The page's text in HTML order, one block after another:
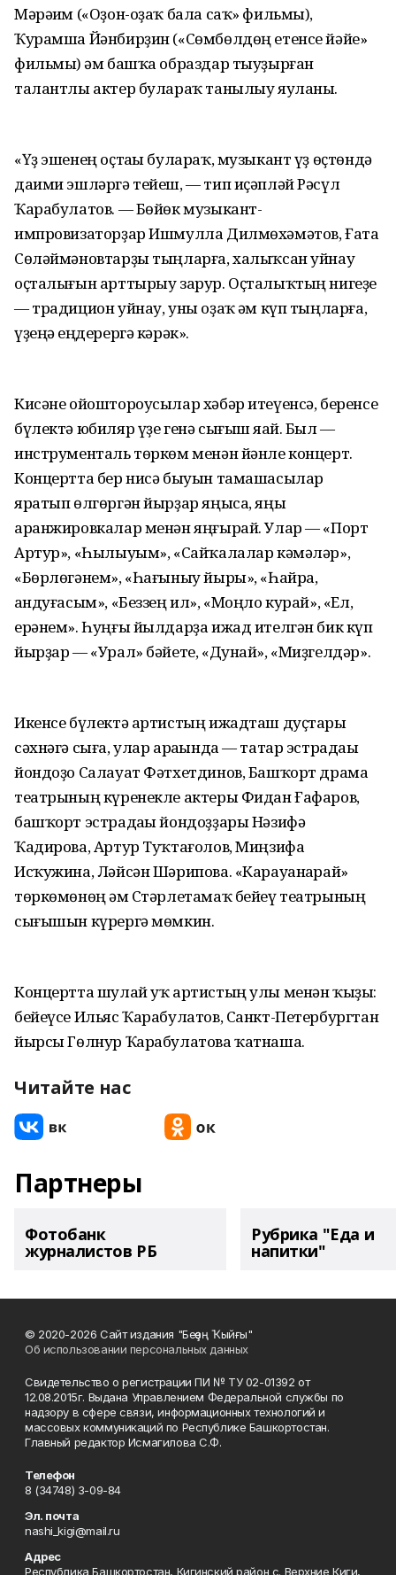
Мәрәһим («Оҙон-оҙаҡ бала саҡ» фильмы),
Ҡурамша Йәнбирҙин («Сөмбөлдөң етенсе йәйе»
фильмы) һәм башҡа образдар тыуҙырған
талантлы актер булараҡ танылыу яуланы.
«Үҙ эшенең оҫтаһы булараҡ, музыкант үҙ өҫтөндә
даими эшләргә тейеш, — тип иҫәпләй Рәсүл
Ҡарабулатов. — Бөйөк музыкант-
импровизаторҙар Ишмулла Дилмөхәмәтов, Ғата
Сөләймәновтарҙы тыңларға, халыҡсан уйнау
оҫталығын арттырыу зарур. Оҫталыҡтың нигеҙе
— традицион уйнау, уны оҙаҡ һәм күп тыңларға,
үҙеңә һеңдерергә кәрәк».
Кисәне ойоштороусылар хәбәр итеүенсә, беренсе
бүлектә юбиляр үҙе генә сығыш яһай. Был —
инструменталь төркөм менән йәнле концерт.
Концертта бер нисә быуын тамашасылар
яратып өлгөргән йырҙар яңыса, яңы
аранжировкалар менән яңғырай. Улар — «Порт
Артур», «Һылыуым», «Сайҡалалар кәмәләр»,
«Бөрлөгәнем», «Һағыныу йыры», «Һайра,
һандуғасым», «Беззең ил», «Моңло курай», «Ел,
ерәнем». Һуңғы йылдарҙа ижад ителгән бик күп
йырҙар — «Урал» бәйете, «Дунай», «Миҙгелдәр».
Икенсе бүлектә артистың ижадташ дуҫтары
сәхнәгә сыға, улар араһында — татар эстрадаһы
йондоҙо Салауат Фәтхетдинов, Башҡорт драма
театрының күренекле актеры Фидан Ғафаров,
башҡорт эстрадаһы йондоҙҙары Нәзифә
Ҡадирова, Артур Туҡтағолов, Миңзифа
Исҡужина, Ләйсән Шәрипова. «Карауанһарай»
төркөмөнөң һәм Стәрлетамаҡ бейеү театрының
сығышын күрергә мөмкин.
Концертта шулай уҡ артистың улы менән ҡыҙы:
бейеүсе Ильяс Ҡарабулатов, Санкт-Петербургтан
йырсы Гөлнур Ҡарабулатова ҡатнаша.
Читайте нас
Партнеры
Фотобанк
журналистов РБ
Рубрика "Еда и
напитки"
© 2020-2026 Сайт издания "Беҙҙең Ҡыйғы"
Об использовании персональных данных
Свидетельство о регистрации ПИ № ТУ 02-01392 от
12.08.2015г. Выдана Управлением Федеральной службы по
надзору в сфере связи, информационных технологий и
массовых коммуникаций по Республике Башкортостан.
Главный редактор Исмагилова С.Ф.
Телефон
8 (34748) 3-09-84
Эл. почта
nashi_kigi@mail.ru
Адрес
Республика Башкортостан, Кигинский район с. Верхние Киги,